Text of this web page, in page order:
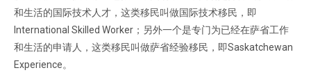
和生活的国际技术人才，这类移民叫做国际技术移民，即
International Skilled Worker；另外一个是专门为已经在萨省工作
和生活的申请人，这类移民叫做萨省经验移民，即Saskatchewan
Experience。